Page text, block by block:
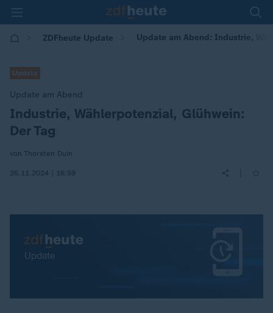
ZDFheute Update Update am Abend: Industrie,
Update
Update am Abend
:
Industrie, Wählerpotenzial, Glühwein:
Der Tag
von Thorsten Duin
26.11.2024 | 16:59